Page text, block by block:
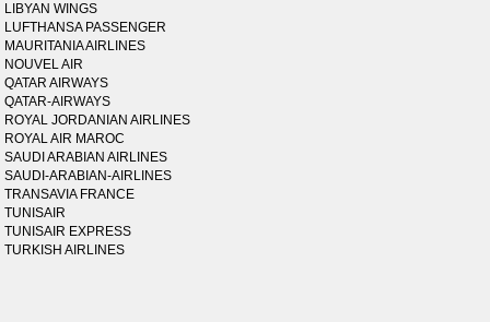
LIBYAN WINGS
LUFTHANSA PASSENGER
MAURITANIA AIRLINES
NOUVEL AIR
QATAR AIRWAYS
QATAR-AIRWAYS
ROYAL JORDANIAN AIRLINES
ROYAL AIR MAROC
SAUDI ARABIAN AIRLINES
SAUDI-ARABIAN-AIRLINES
TRANSAVIA FRANCE
TUNISAIR
TUNISAIR EXPRESS
TURKISH AIRLINES